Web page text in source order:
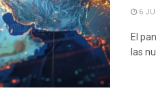
6
El
las